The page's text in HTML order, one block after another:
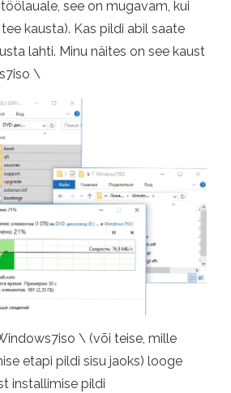
see on mugavam, kui
kausta). Kas pildi abil saate
lahti. Minu näites on see kaust
\
\ (või teise, mille
etapi pildi sisu jaoks) looge
installimise pildi